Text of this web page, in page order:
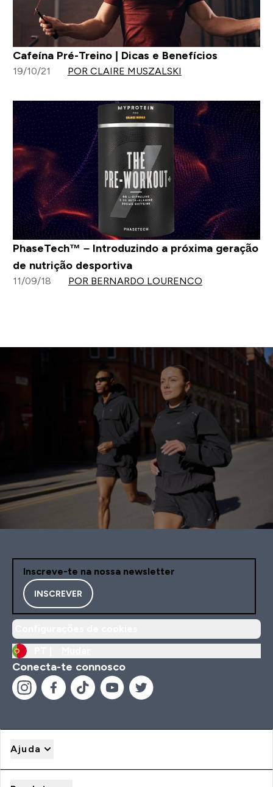
Cafeína Pré-Treino | Dicas e Benefícios
19/10/21 POR CLAIRE MUSZALSKI
PhaseTech™ – Introduzindo a próxima geração
de nutrição desportiva
11/09/18 POR BERNARDO LOURENCO
Inscreve-te na nossa newsletter
INSCREVER
Conecta-te connosco
Ajuda